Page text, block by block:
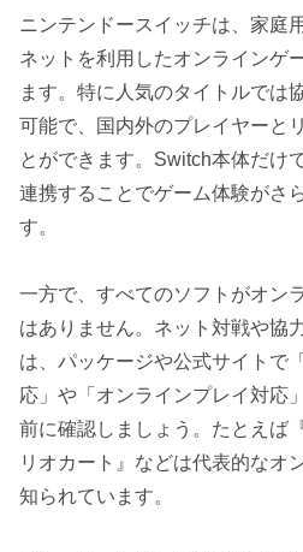
ニンテンドースイッチは、家庭
ネットを利用したオンラインゲ
ます。特に人気のタイトルでは
可能で、国内外のプレイヤーと
とができます。Switch本体だけ
連携することでゲーム体験がさ
す。
一方で、すべてのソフトがオン
はありません。ネット対戦や協
は、パッケージや公式サイトで
応」や「オンラインプレイ対応
前に確認しましょう。たとえば
リオカート』などは代表的なオ
知られています。